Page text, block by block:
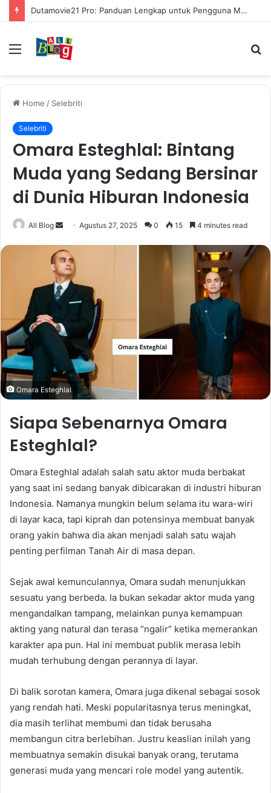
Dutamovie21 Pro: Panduan Lengkap untuk Pengguna Modern
Menu
Home / Selebriti
Selebriti
Omara Esteghlal: Bintang
Muda yang Sedang Bersinar
di Dunia Hiburan Indonesia
All Blog
Send
email
Agustus 27, 2025 0 15 4 minutes read
Omara Esteghlal
Siapa Sebenarnya Omara
Esteghlal?
Omara Esteghlal adalah salah satu aktor muda berbakat
yang saat ini sedang banyak dibicarakan di industri hiburan
Indonesia. Namanya mungkin belum selama itu wara-wiri
di layar kaca, tapi kiprah dan potensinya membuat banyak
orang yakin bahwa dia akan menjadi salah satu wajah
penting perfilman Tanah Air di masa depan.
Sejak awal kemunculannya, Omara sudah menunjukkan
sesuatu yang berbeda. Ia bukan sekadar aktor muda yang
mengandalkan tampang, melainkan punya kemampuan
akting yang natural dan terasa “ngalir” ketika memerankan
karakter apa pun. Hal ini membuat publik merasa lebih
mudah terhubung dengan perannya di layar.
Di balik sorotan kamera, Omara juga dikenal sebagai sosok
yang rendah hati. Meski popularitasnya terus meningkat,
dia masih terlihat membumi dan tidak berusaha
membangun citra berlebihan. Justru keaslian inilah yang
membuatnya semakin disukai banyak orang, terutama
generasi muda yang mencari role model yang autentik.